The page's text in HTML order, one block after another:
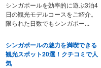
シンガポールを効率的に遊ぶ3泊4
日の観光モデルコースをご紹介。
限られた日数でもシンガポー...
シンガポールの魅力を満喫できる
観光スポット20選！クチコミで人
気